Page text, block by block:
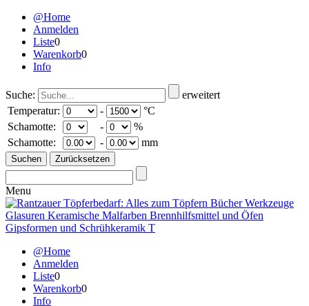
@Home
Anmelden
Liste0
Warenkorb0
Info
Suche:
erweitert
Temperatur:
-
°C
Schamotte:
-
%
Schamotte:
- mm
Menu
@Home
Anmelden
Liste0
Warenkorb0
Info